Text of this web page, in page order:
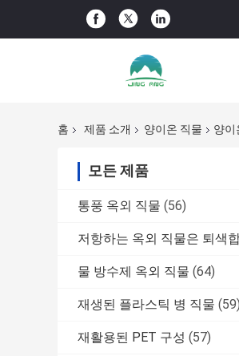
홈 제품 소개 양이온 직물 양이
모든 제품
통풍 옥외 직물 (56)
저항하는 옥외 직물은 퇴색
물 방수제 옥외 직물 (64)
재생된 플라스틱 병 직물 (59)
재활용된 PET 구성 (57)